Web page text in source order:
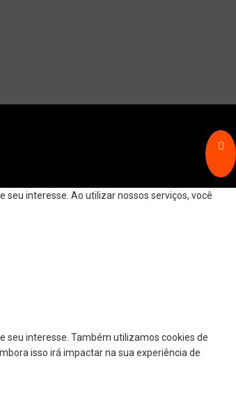
interesse. Ao utilizar nossos serviços, você
seu interesse. Também utilizamos cookies de
isso irá impactar na sua experiência de